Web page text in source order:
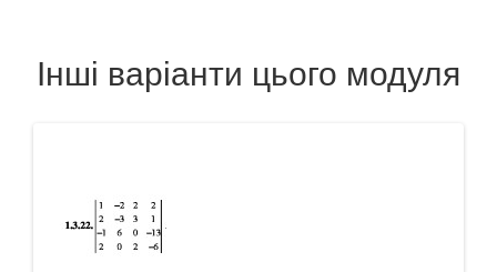
Інші варіанти цього модуля